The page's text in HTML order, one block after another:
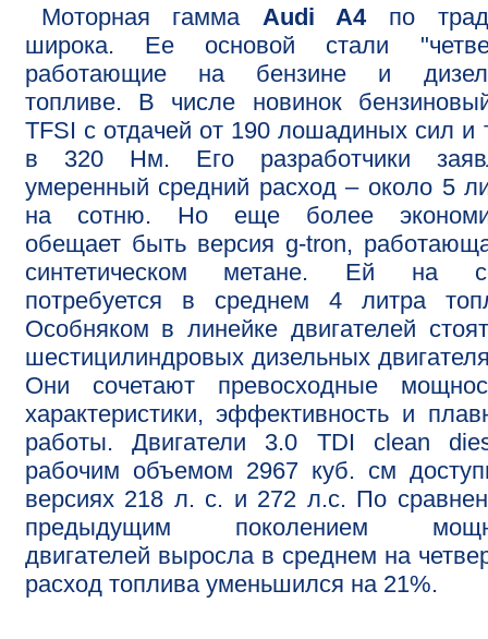
Моторная гамма Audi A4по
широка. Ее основой стали
работающие на бензине и
топливе. В числе новинок
TFSI с отдачей от 190 лошадиных сил и
в 320 Нм. Его разработчики
умеренный средний расход – около 5
на сотню. Но еще более
обещает быть версия g-tron,
синтетическом метане. Ей на
потребуется в среднем 4 литра
Особняком в линейке двигателей
шестицилиндровых дизельных
Они сочетают превосходные
характеристики, эффективность и
работы. Двигатели 3.0 TDI clean
рабочим объемом 2967 куб. см
версиях 218 л. с. и 272 л.с. По
предыдущим поколением
двигателей выросла в среднем на
расход топлива уменьшился на 21%.